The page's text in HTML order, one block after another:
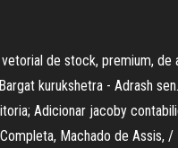
de stock, premium, de
kurukshetra - Adrash
Adicionar jacoby
Machado de Assis, /